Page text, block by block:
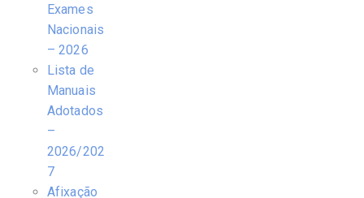
Exames
Nacionais
– 2026
Lista de
Manuais
Adotados
–
2026/202
7
Afixação